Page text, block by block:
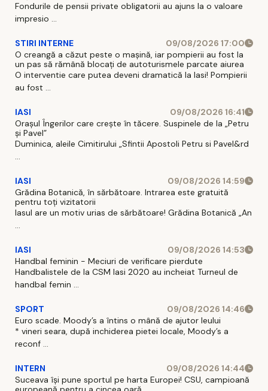
Fondurile de pensii private obligatorii au ajuns la o valoare
impresio ...
STIRI INTERNE
09/08/2026 17:00
O creangă a căzut peste o mașină, iar pompierii au fost la
un pas să rămână blocați de autoturismele parcate aiurea
O interventie care putea deveni dramatică la Iasi! Pompierii
au fost ...
IASI
09/08/2026 16:41
Orașul Îngerilor care crește în tăcere. Suspinele de la „Petru
și Pavel”
Duminica, aleile Cimitirului „Sfintii Apostoli Petru si Pavel&rd
IASI
09/08/2026 14:59
Grădina Botanică, în sărbătoare. Intrarea este gratuită
pentru toți vizitatorii
Iasul are un motiv urias de sărbătoare! Grădina Botanică „An
IASI
09/08/2026 14:53
Handbal feminin - Meciuri de verificare pierdute
Handbalistele de la CSM Iasi 2020 au incheiat Turneul de
handbal femin ...
SPORT
09/08/2026 14:46
Euro scade. Moody’s a întins o mână de ajutor leului
* vineri seara, după inchiderea pietei locale, Moody’s a
reconf ...
INTERN
09/08/2026 14:44
Suceava își pune sportul pe harta Europei! CSU, campioană